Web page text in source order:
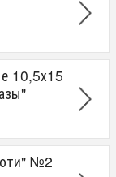
10,5х15
№2